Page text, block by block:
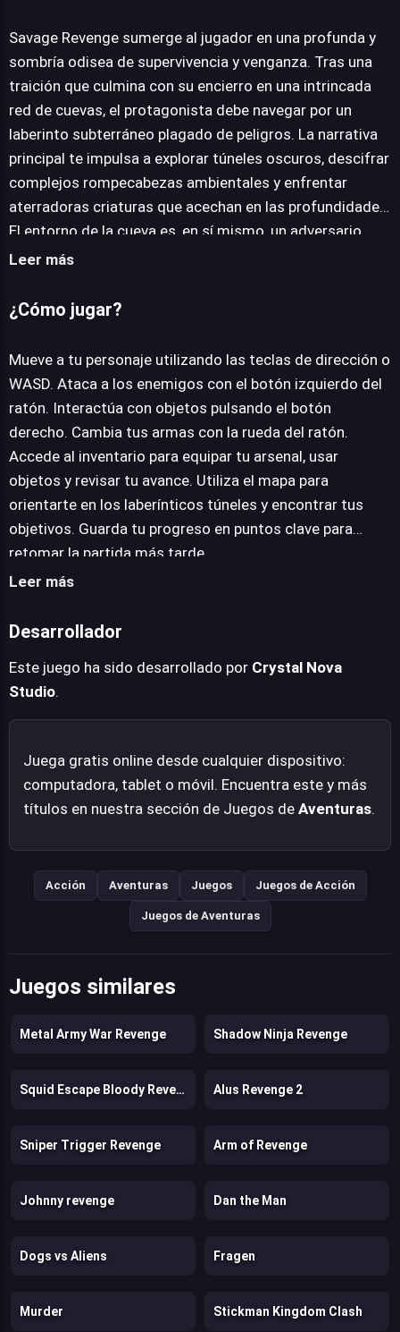
JUEGALO AHORA
Savage Revenge sumerge al jugador en una profunda y
sombría odisea de supervivencia y venganza. Tras una
traición que culmina con su encierro en una intrincada
red de cuevas, el protagonista debe navegar por un
laberinto subterráneo plagado de peligros. La narrativa
principal te impulsa a explorar túneles oscuros, descifrar
complejos rompecabezas ambientales y enfrentar
aterradoras criaturas que acechan en las profundidades.
El entorno de la cueva es, en sí mismo, un adversario
formidable. Trampas mortales, mutantes grotescos y
habilidades del jugador, exigiendo ingenio y reflejos.
pasadizos, cada paso requiere una estrategia
cuidadosa. En cuanto a la jugabilidad, el título emplea un
esquema de control intuitivo, permitiendo el
movimiento con las teclas de dirección o WASD, y
acciones de ataque o interacción mediante el ratón. La
gestión del inventario, el uso de un mapa para la
orientación y la posibilidad de guardar el progreso
complementan una experiencia que promete tensión y
desafíos a partes iguales.
Leer más
¿Cómo jugar?
Mueve a tu personaje utilizando las teclas de dirección o
WASD. Ataca a los enemigos con el botón izquierdo del
ratón. Interactúa con objetos pulsando el botón
derecho. Cambia tus armas con la rueda del ratón.
Accede al inventario para equipar tu arsenal, usar
objetos y revisar tu avance. Utiliza el mapa para
orientarte en los laberínticos túneles y encontrar tus
objetivos. Guarda tu progreso en puntos clave para
retomar la partida más tarde.
Leer más
Desarrollador
Este juego ha sido desarrollado por Crystal Nova
Studio.
Juega gratis online desde cualquier dispositivo:
computadora, tablet o móvil. Encuentra este y más
títulos en nuestra sección de Juegos de Aventuras.
Acción Aventuras Juegos Juegos de Acción
Juegos de Aventuras
Juegos similares
Metal Army War Revenge Shadow Ninja Revenge
Squid Escape Bloody Revenge Alus Revenge 2
Sniper Trigger Revenge Arm of Revenge
Johnny revenge Dan the Man
Dogs vs Aliens Fragen
Murder Stickman Kingdom Clash